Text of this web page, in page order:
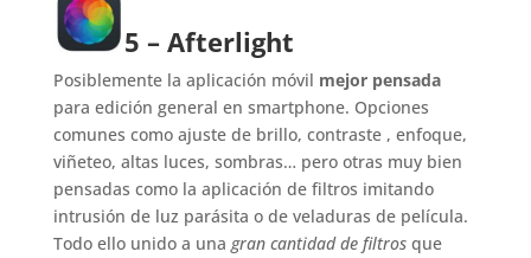
5 – Afterlight
Posiblemente la aplicación móvil mejor pensada
para edición general en smartphone. Opciones
comunes como ajuste de brillo, contraste , enfoque,
viñeteo, altas luces, sombras… pero otras muy bien
pensadas como la aplicación de filtros imitando
intrusión de luz parásita o de veladuras de película.
Todo ello unido a una gran cantidad de filtrosque